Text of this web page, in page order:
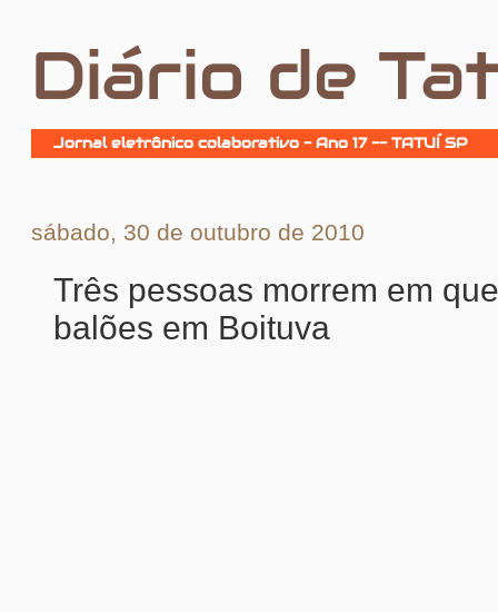
Diário de
Jornal eletrônico colaborativo - Ano 17 -- TATUÍ SP
sábado, 30 de outubro de 2010
Três pessoas morrem em
balões em Boituva